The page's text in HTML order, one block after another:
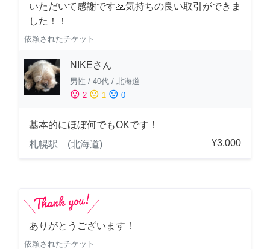
いただいて感謝です🙏気持ちの良い取引ができま
した！！
依頼されたチケット
NIKEさん
男性 / 40代 / 北海道
sentiment_satisfied 2 sentiment_neutral 1 sentiment_dissatisfied 0
基本的にほぼ何でもOKです！
札幌駅 (北海道)
¥3,000
ありがとうございます！
依頼されたチケット